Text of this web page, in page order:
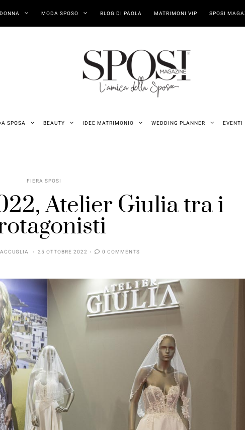
MODA SPOSO BLOG DI PAOLA MATRIMONI VIP SPOSI
SPOSA BEAUTY IDEE MATRIMONIO WEDDING PLANNER EVENTI
FIERA SPOSI
Atelier Giulia tra i
25 OTTOBRE 2022 0 COMMENTS